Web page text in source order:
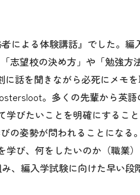
よる体験講話』でした。
望校の決め方」や「勉強
話を聞きながら必死にメモを
。多くの先輩から英
びたいことを明確にするこ
姿勢が問われることにな
び、何をしたいのか（職業
編入学試験に向けた早い